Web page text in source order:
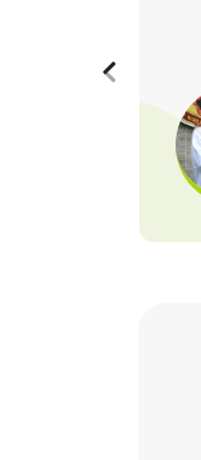
Önceki
içeriği
göster